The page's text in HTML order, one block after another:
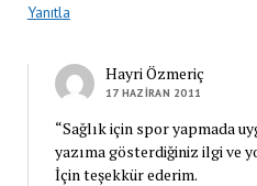
Yanıtla
Hayri Özmeriç
17 HAZIRAN 2011
“Sağlık için spor yapmada
yazıma gösterdiğiniz ilgi ve
İçin teşekkür ederim.